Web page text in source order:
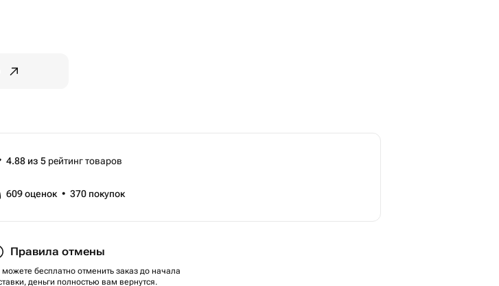
4.88 из 5 рейтинг товаров
609оценок • 370 покупок
Правила отмены
бесплатно отменить заказ до начала
деньги полностью вам вернутся.